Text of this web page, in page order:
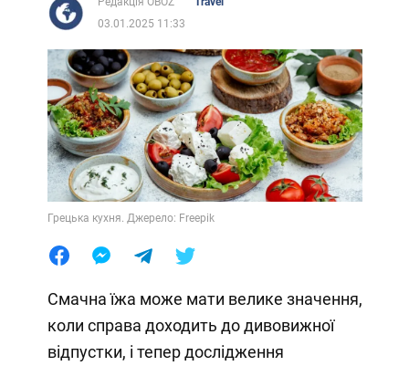
03.01.2025 11:33
Грецька кухня. Джерело: Freepik
Смачна їжа може мати велике значення,
коли справа доходить до дивовижної
відпустки, і тепер дослідження